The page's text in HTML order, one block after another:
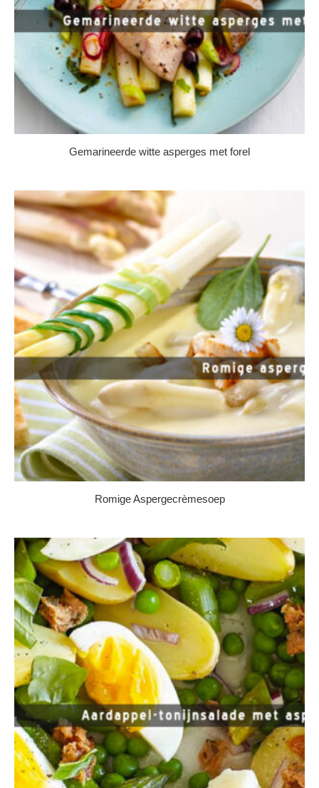
Gemarineerde witte asperges met forel
Romige Aspergecrèmesoep